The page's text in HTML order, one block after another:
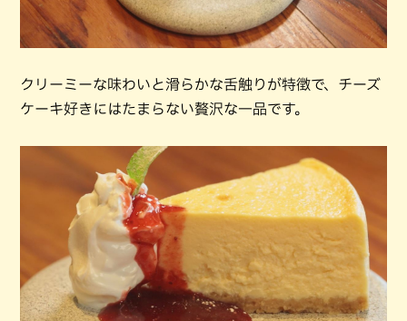
クリーミーな味わいと滑らかな舌触りが特徴で、チーズ
ケーキ好きにはたまらない贅沢な一品です。